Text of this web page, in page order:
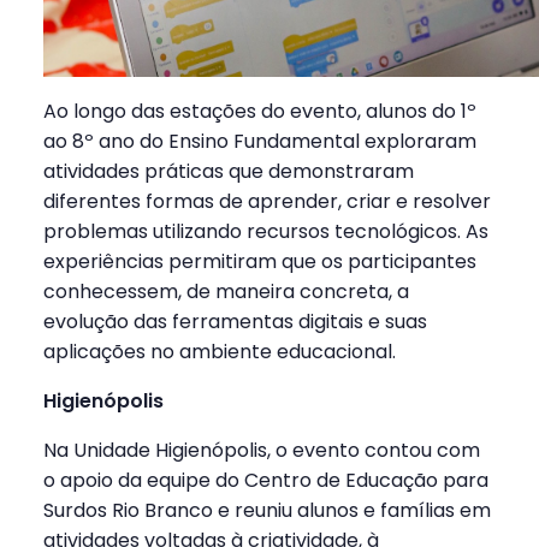
Ao longo das estações do evento, alunos do 1º
ao 8º ano do Ensino Fundamental exploraram
atividades práticas que demonstraram
diferentes formas de aprender, criar e resolver
problemas utilizando recursos tecnológicos. As
experiências permitiram que os participantes
conhecessem, de maneira concreta, a
evolução das ferramentas digitais e suas
aplicações no ambiente educacional.
Higienópolis
Na Unidade Higienópolis, o evento contou com
o apoio da equipe do Centro de Educação para
Surdos Rio Branco e reuniu alunos e famílias em
atividades voltadas à criatividade, à